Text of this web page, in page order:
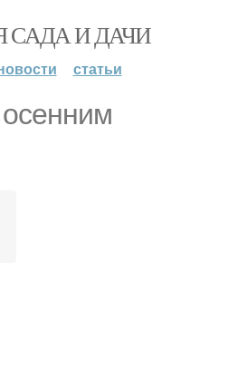
САДА И ДАЧИ
статьи
осенним